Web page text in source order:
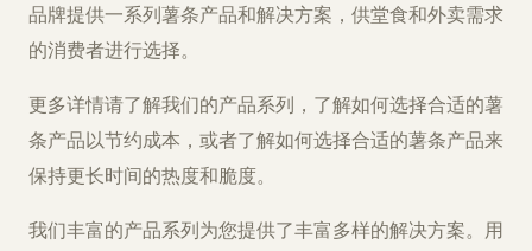
品牌提供一系列薯条产品和解决方案，供堂食和外卖需求
的消费者进行选择。
更多详情请了解我们的产品系列，了解如何选择合适的薯
条产品以节约成本，或者了解如何选择合适的薯条产品来
保持更长时间的热度和脆度。
我们丰富的产品系列为您提供了丰富多样的解决方案。用